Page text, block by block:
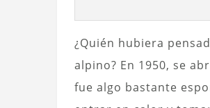
¿Quién hubiera
alpino? En 1950, se
fue algo bastante